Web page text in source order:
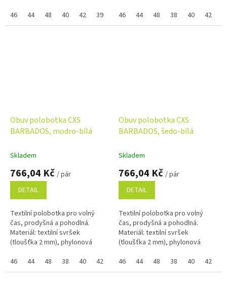
objednávky. Využijte náš
věrnostní...
46 44 48 40 42 39 41 43 45 47
samostatná velikost zboží a
zobrazuje se...
46 44 48 38 40 42
Obuv polobotka CXS
BARBADOS, modro-bílá
Skladem
766,04 Kč / pár
DETAIL
Textilní polobotka pro volný
čas, prodyšná a pohodlná.
Materiál: textilní svršek
(tloušťka 2 mm), phylonová
samostatná velikost zboží a
zobrazuje se...
46 44 48 38 40 42 36 39 41 43 45 37
Obuv polobotka CXS
BARBADOS, šedo-bílá
Skladem
766,04 Kč / pár
DETAIL
Textilní polobotka pro volný
čas, prodyšná a pohodlná.
Materiál: textilní svršek
(tloušťka 2 mm), phylonová
samostatná velikost zboží a
zobrazuje se...
46 44 48 38 40 42